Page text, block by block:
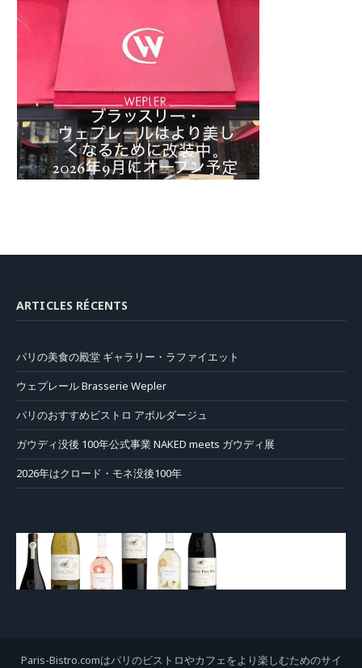
ARTICLES RÉCENTS
パリの美食の殿堂 ギャラリー・ラファイエット
ウェプレール Brasserie Wepler
パリのおすすめビストロ アボルダージュ
ガウディ没後 100年公式事業 NAKED meets ガウディ展
2026年はクロード・モネ没後100年
Paris-Bistro.comはパリのビストロやカフェをより楽しむためのサイ